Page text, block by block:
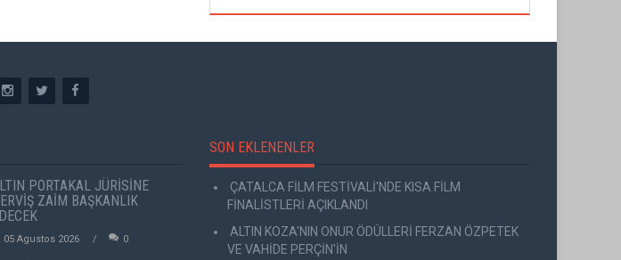
PORTAKAL JÜRİSİNE
ZAİM BAŞKANLIK
05 Agustos 2026 0
SON EKLENENLER
ÇATALCA FİLM FESTİVALİ'NDE KISA FİLM
FİNALİSTLERİ AÇIKLANDI
ALTIN KOZA'NIN ONUR ÖDÜLLERİ FERZAN ÖZPETEK
VE VAHİDE PERÇİN'İN